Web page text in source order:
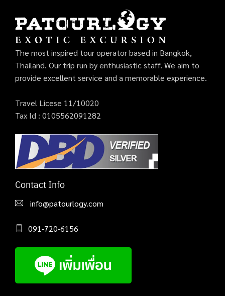
The most inspired tour operator based in Bangkok,
Thailand. Our trip run by enthusiastic staff. We aim to
provide excellent service and a memorable experience.
Travel Licese 11/10020
Tax Id : 0105562091282
Contact Info
info@patourlogy.com
091-720-6156